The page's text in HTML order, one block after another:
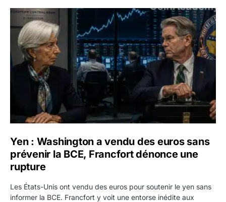
Yen : Washington a vendu des euros sans prévenir la
Yen : Washington a vendu des euros sans
prévenir la BCE, Francfort dénonce une
rupture
Les États-Unis ont vendu des euros pour soutenir le yen sans
informer la BCE. Francfort y voit une entorse inédite aux